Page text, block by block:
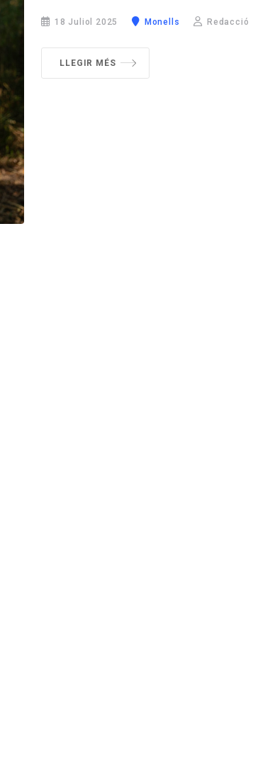
18 Juliol 2025 Monells Redacció
LLEGIR MÉS